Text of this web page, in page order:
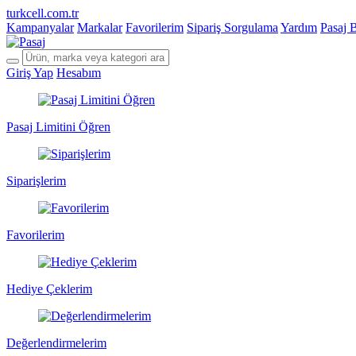
turkcell.com.tr
Kampanyalar Markalar Favorilerim Sipariş Sorgulama Yardım Pasaj
Giriş Yap Hesabım
Pasaj Limitini Öğren
Siparişlerim
Favorilerim
Hediye Çeklerim
Değerlendirmelerim